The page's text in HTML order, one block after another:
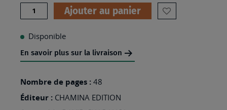
Quantité Ajouter au panier
AJOUTER
Disponible
En savoir plus sur la livraison
Nombre de pages : 48
Éditeur : CHAMINA EDITION